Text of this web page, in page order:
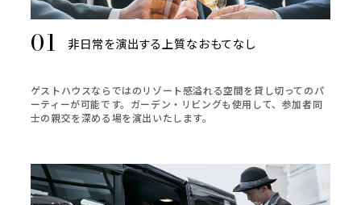
非日常を演出する上質なおもてなし
ゲストハウスならではのリゾート感溢れる空間を貸し切ってのパ
ーティーが可能です。ガーデン・リビングも使用して、参加者同
士の親交を深める場を演出いたします。